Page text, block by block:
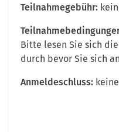
Teilnahmegebühr:
Bitte lesen Sie sich die
durch bevor Sie sich
Anmeldeschluss: